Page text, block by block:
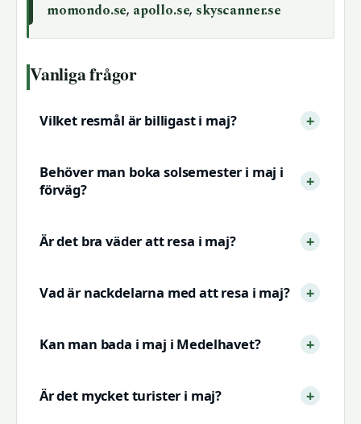
momondo.se, apollo.se, skyscanner.se
Vanliga frågor
Vilket resmål är billigast i maj?
Behöver man boka solsemester i maj i
förväg?
Är det bra väder att resa i maj?
Vad är nackdelarna med att resa i maj?
Kan man bada i maj i Medelhavet?
Är det mycket turister i maj?